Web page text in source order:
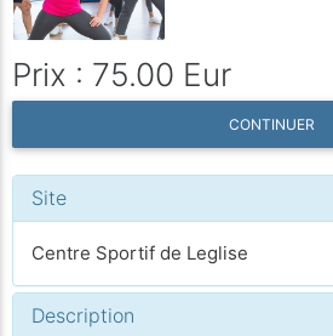
Prix : 75.00 Eur
CONTINUER
Site
Centre Sportif de Leglise
Description